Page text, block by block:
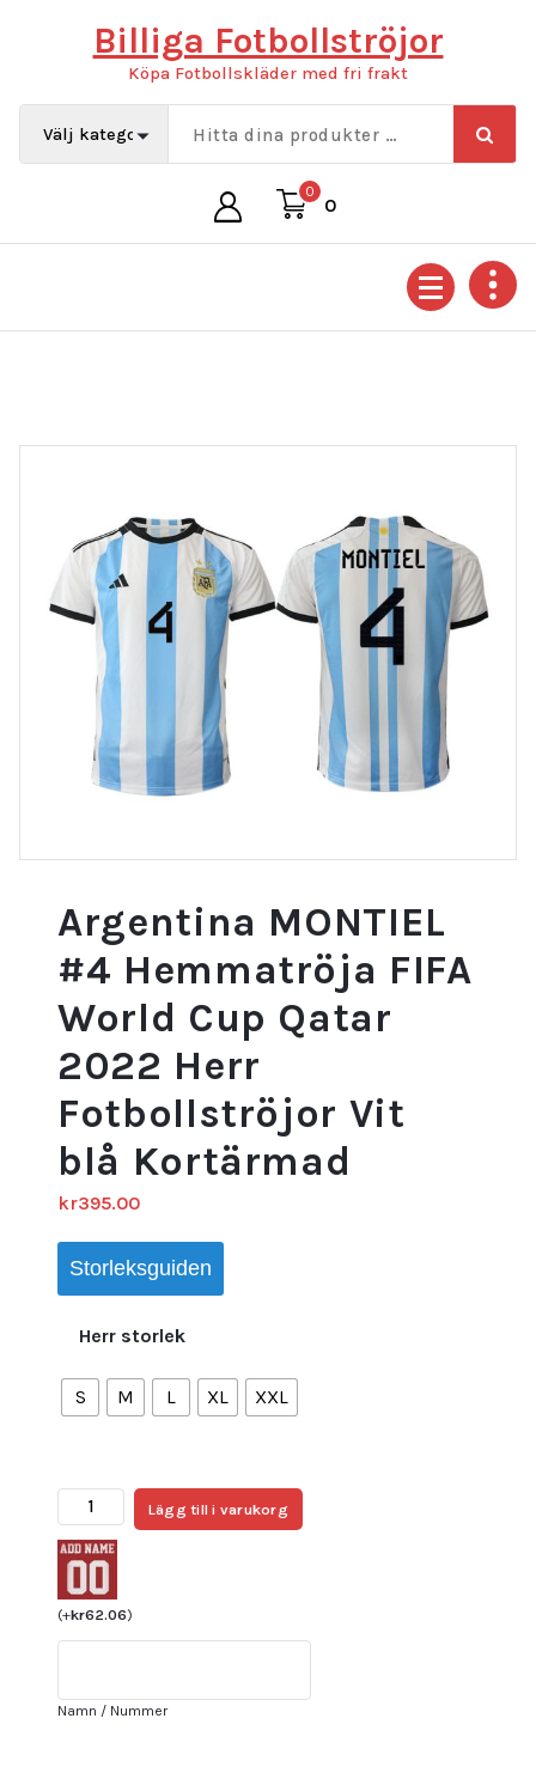
Billiga Fotbollströjor
Köpa Fotbollskläder med fri frakt
0
0
Argentina MONTIEL
#4 Hemmatröja FIFA
World Cup Qatar
2022 Herr
Fotbollströjor Vit
blå Kortärmad
kr395.00
Storleksguiden
Herr storlek
S M L XL XXL
Argentina
MONTIEL
#4
Hemmatröja
FIFA
World
Qatar
Lägg till i varukorg
(+kr62.06)
Namn / Nummer